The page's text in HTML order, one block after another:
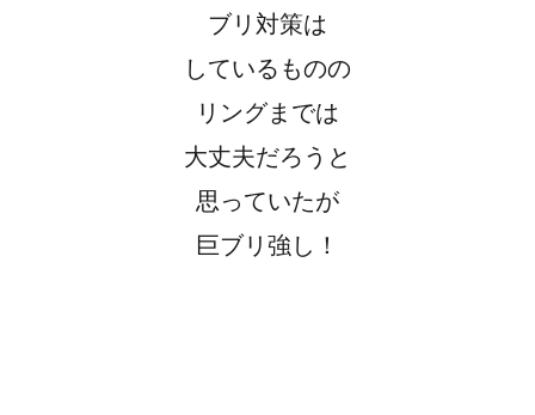
ブリ対策は
しているものの
リングまでは
大丈夫だろうと
思っていたが
巨ブリ強し！